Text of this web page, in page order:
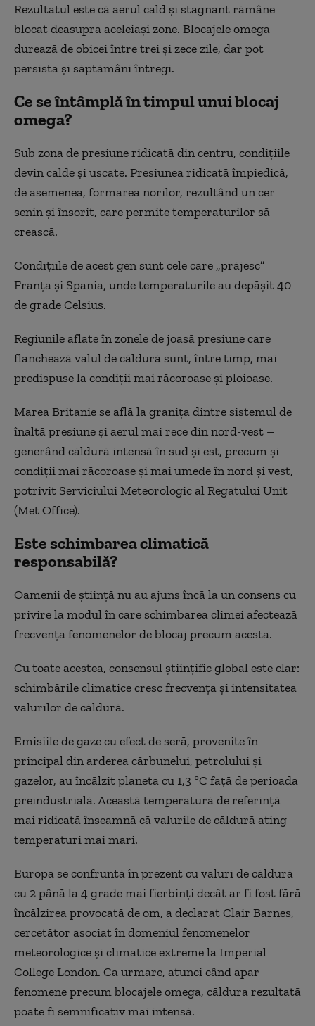
Rezultatul este că aerul cald şi stagnant rămâne
blocat deasupra aceleiaşi zone. Blocajele omega
durează de obicei între trei şi zece zile, dar pot
persista şi săptămâni întregi.
Ce se întâmplă în timpul unui blocaj
omega?
Sub zona de presiune ridicată din centru, condiţiile
devin calde şi uscate. Presiunea ridicată împiedică,
de asemenea, formarea norilor, rezultând un cer
senin şi însorit, care permite temperaturilor să
crească.
Condiţiile de acest gen sunt cele care „prăjesc”
Franţa şi Spania, unde temperaturile au depăşit 40
de grade Celsius.
Regiunile aflate în zonele de joasă presiune care
flanchează valul de căldură sunt, între timp, mai
predispuse la condiţii mai răcoroase şi ploioase.
Marea Britanie se află la graniţa dintre sistemul de
înaltă presiune şi aerul mai rece din nord-vest –
generând căldură intensă în sud şi est, precum şi
condiţii mai răcoroase şi mai umede în nord şi vest,
potrivit Serviciului Meteorologic al Regatului Unit
(Met Office).
Este schimbarea climatică
responsabilă?
Oamenii de ştiinţă nu au ajuns încă la un consens cu
privire la modul în care schimbarea climei afectează
frecvenţa fenomenelor de blocaj precum acesta.
Cu toate acestea, consensul ştiinţific global este clar:
schimbările climatice cresc frecvenţa şi intensitatea
valurilor de căldură.
Emisiile de gaze cu efect de seră, provenite în
principal din arderea cărbunelui, petrolului şi
gazelor, au încălzit planeta cu 1,3 °C faţă de perioada
preindustrială. Această temperatură de referinţă
mai ridicată înseamnă că valurile de căldură ating
temperaturi mai mari.
Europa se confruntă în prezent cu valuri de căldură
cu 2 până la 4 grade mai fierbinţi decât ar fi fost fără
încălzirea provocată de om, a declarat Clair Barnes,
cercetător asociat în domeniul fenomenelor
meteorologice şi climatice extreme la Imperial
College London. Ca urmare, atunci când apar
fenomene precum blocajele omega, căldura rezultată
poate fi semnificativ mai intensă.